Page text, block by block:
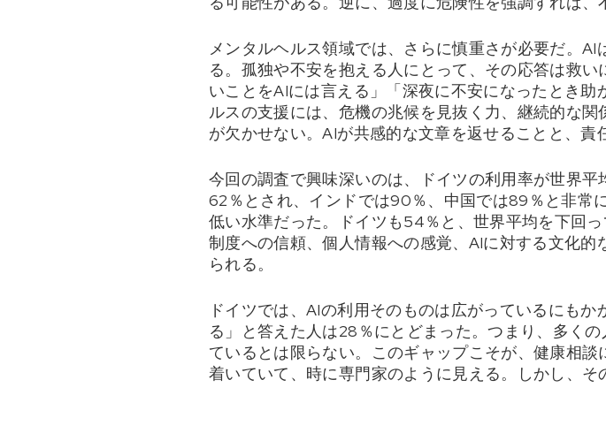
メンタルヘルス領域では、さらに慎重さが必要だ。
る。孤独や不安を抱える人にとって、その応答は救
いことをAIには言える」「深夜に不安になったとき
ルスの支援には、危機の兆候を見抜く力、継続的な
が欠かせない。AIが共感的な文章を返せることと、責
今回の調査で興味深いのは、ドイツの利用率が世界
62％とされ、インドでは90％、中国では89％と非常
低い水準だった。ドイツも54％と、世界平均を下回
制度への信頼、個人情報への感覚、AIに対する文化
られる。
ドイツでは、AIの利用そのものは広がっているにも
る」と答えた人は28％にとどまった。つまり、多く
ているとは限らない。このギャップこそが、健康相
着いていて、時に専門家のように見える。しかし、そ